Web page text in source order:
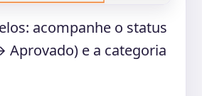
acompanhe o status
Aprovado) e a categoria